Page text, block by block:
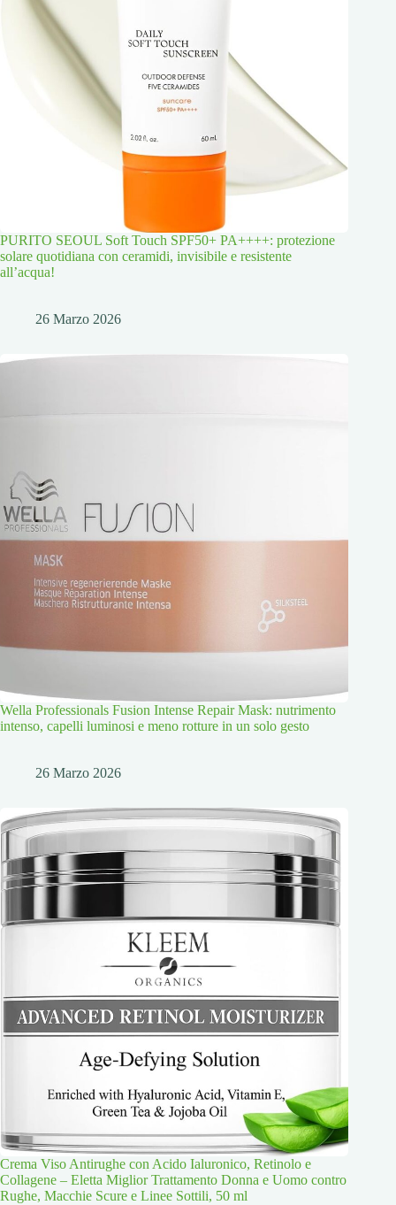
PURITO SEOUL Soft Touch SPF50+ PA++++: protezione
solare quotidiana con ceramidi, invisibile e resistente
all’acqua!
26 Marzo 2026
Wella Professionals Fusion Intense Repair Mask: nutrimento
intenso, capelli luminosi e meno rotture in un solo gesto
26 Marzo 2026
Crema Viso Antirughe con Acido Ialuronico, Retinolo e
Collagene – Eletta Miglior Trattamento Donna e Uomo contro
Rughe, Macchie Scure e Linee Sottili, 50 ml